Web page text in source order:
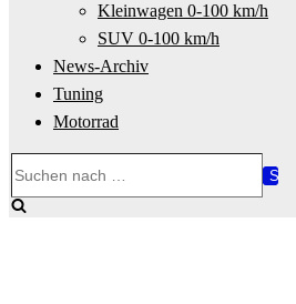
Kleinwagen 0-100 km/h
SUV 0-100 km/h
News-Archiv
Tuning
Motorrad
nach …